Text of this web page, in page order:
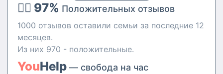
👍🏻 97% Положительных отзывов
1000 отзывов оставили семьи за последние 12
месяцев.
Из них 970 - положительные.
YouHelp — свобода на час